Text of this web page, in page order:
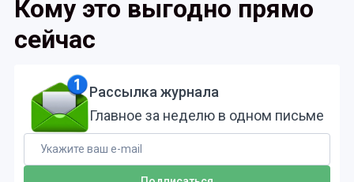
Кому это выгодно прямо
сейчас
Рассылка журнала
Главное за неделю в одном письме